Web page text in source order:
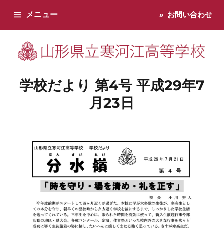
寒河江高校です。学校からのお知らせ、学校生活などお知らせし
メニュー お問い合わせ
学校だより 第4号 平成29年7
月23日